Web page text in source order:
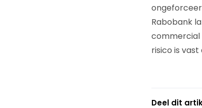
Rabobank
commercial
risico is
Deel dit